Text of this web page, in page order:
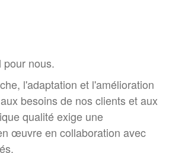
pour nous.
l'adaptation et l'amélioration
besoins de nos clients et aux
qualité exige une
œuvre en collaboration avec